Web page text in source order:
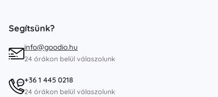
Segítsünk?
info@goodio.hu
24 órákon belül válaszolunk
+36 1 445 0218
24 órákon belül válaszolunk